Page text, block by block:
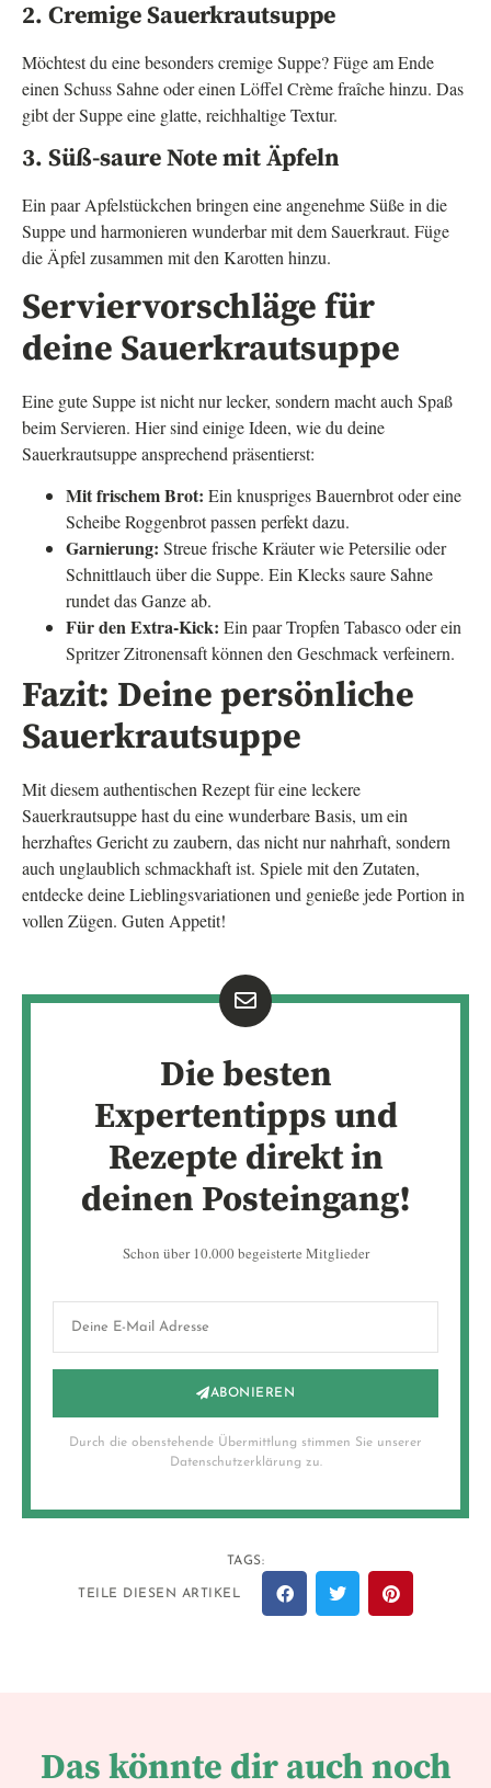
2. Cremige Sauerkrautsuppe
Möchtest du eine besonders cremige Suppe? Füge am Ende
einen Schuss Sahne oder einen Löffel Crème fraîche hinzu. Das
gibt der Suppe eine glatte, reichhaltige Textur.
3. Süß-saure Note mit Äpfeln
Ein paar Apfelstückchen bringen eine angenehme Süße in die
Suppe und harmonieren wunderbar mit dem Sauerkraut. Füge
die Äpfel zusammen mit den Karotten hinzu.
Serviervorschläge für
deine Sauerkrautsuppe
Eine gute Suppe ist nicht nur lecker, sondern macht auch Spaß
beim Servieren. Hier sind einige Ideen, wie du deine
Sauerkrautsuppe ansprechend präsentierst:
Mit frischem Brot: Ein knuspriges Bauernbrot oder eine
Scheibe Roggenbrot passen perfekt dazu.
Garnierung: Streue frische Kräuter wie Petersilie oder
Schnittlauch über die Suppe. Ein Klecks saure Sahne
rundet das Ganze ab.
Für den Extra-Kick: Ein paar Tropfen Tabasco oder ein
Spritzer Zitronensaft können den Geschmack verfeinern.
Fazit: Deine persönliche
Sauerkrautsuppe
Mit diesem authentischen Rezept für eine leckere
Sauerkrautsuppe hast du eine wunderbare Basis, um ein
herzhaftes Gericht zu zaubern, das nicht nur nahrhaft, sondern
auch unglaublich schmackhaft ist. Spiele mit den Zutaten,
entdecke deine Lieblingsvariationen und genieße jede Portion in
vollen Zügen. Guten Appetit!
Die besten
Expertentipps und
Rezepte direkt in
deinen Posteingang!
Schon über 10.000 begeisterte Mitglieder
ABONIEREN
Durch die obenstehende Übermittlung stimmen Sie unserer
Datenschutzerklärung zu.
TAGS:
TEILE DIESEN ARTIKEL
Das könnte dir auch noch